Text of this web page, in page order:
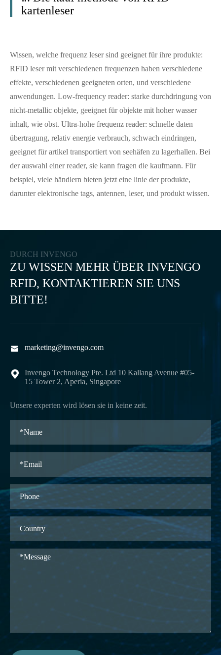
kartenleser
Wissen, welche frequenz leser sind geeignet für ihre produkte:
RFID leser mit verschiedenen frequenzen haben verschiedene
effekte, verschiedenen geeigneten orten, und verschiedene
anwendungen. Low-frequency reader: starke durchdringung von
nicht-metallic objekte, geeignet für objekte mit hoher wasser
inhalt, wie obst. Ultra-hohe frequenz reader: schnelle daten
übertragung, relativ energie verbrauch, schwach eindringen,
geeignet für artikel transportiert von seehäfen zu lagerhallen. Bei
der auswahl einer reader, sie kann fragen die kaufmann. Für
beispiel, viele händlern bieten jetzt eine linie der produkte,
darunter elektronische tags, antennen, leser, und produkt wissen.
DURCH INVENGO
ZU WISSEN MEHR ÜBER INVENGO
RFID, KONTAKTIEREN SIE UNS
BITTE!
 marketing@invengo.com

Invengo Technology Pte. Ltd 10 Kallang Avenue #05-
15 Tower 2, Aperia, Singapore
Unsere experten wird lösen sie in keine zeit.